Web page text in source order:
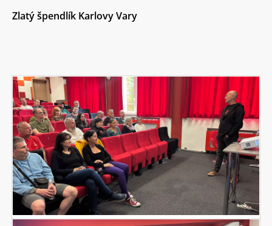
Zlatý špendlík Karlovy Vary